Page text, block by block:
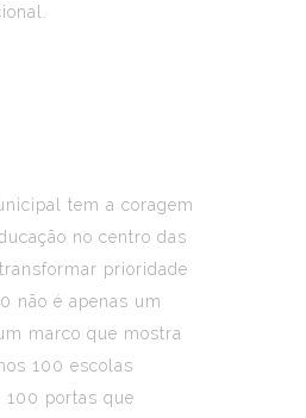
tem a coragem
no centro das
prioridade
não é apenas um
marco que mostra
100 escolas
100 portas que